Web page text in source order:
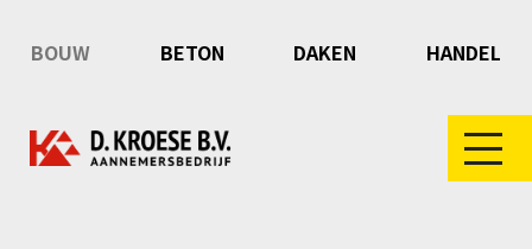
BOUW BETON DAKEN HANDEL